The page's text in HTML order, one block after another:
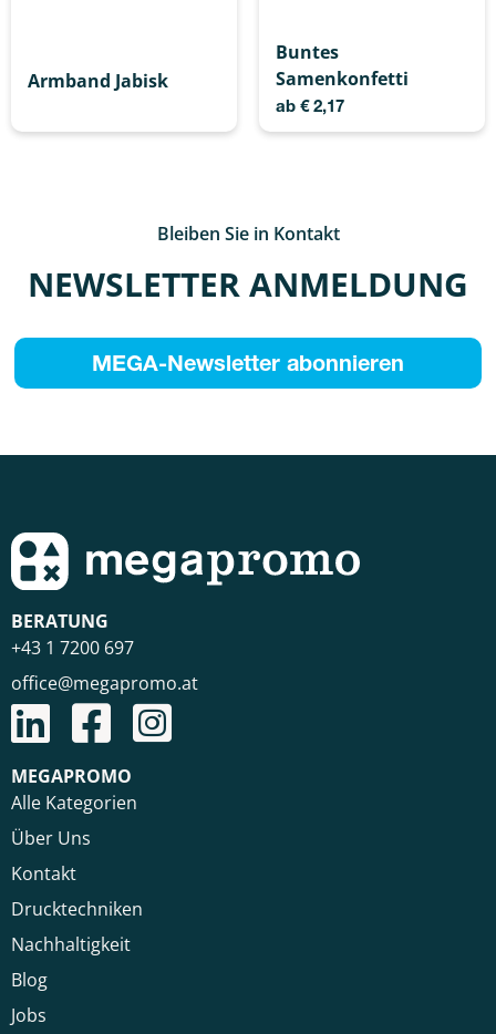
Armband Jabisk
Buntes
Samenkonfetti
ab €2,17
Bleiben Sie in Kontakt
NEWSLETTER ANMELDUNG
MEGA-Newsletter abonnieren
BERATUNG
+43 1 7200 697
office@megapromo.at
MEGAPROMO
Alle Kategorien
Über Uns
Kontakt
Drucktechniken
Nachhaltigkeit
Blog
Jobs